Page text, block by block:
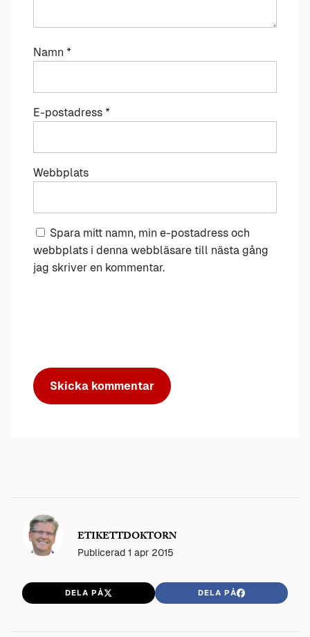
Namn *
E-postadress *
Webbplats
Spara mitt namn, min e-postadress och
webbplats i denna webbläsare till nästa gång
jag skriver en kommentar.
ETIKETTDOKTORN
Publicerad 1 apr 2015
DELA PÅ DELA PÅ